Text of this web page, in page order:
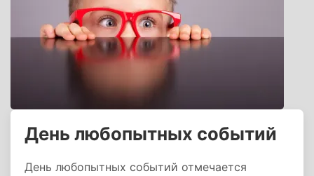
День любопытных событий
День любопытных событий отмечается